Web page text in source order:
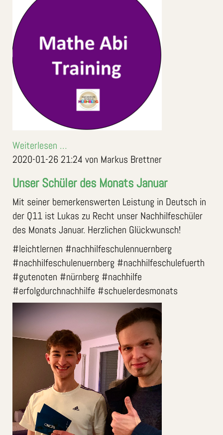
Weiterlesen …
2020-01-26 21:24 von Markus Brettner
Unser Schüler des Monats Januar
Mit seiner bemerkenswerten Leistung in Deutsch in
der Q11 ist Lukas zu Recht unser Nachhilfeschüler
des Monats Januar. Herzlichen Glückwunsch!
#leichtlernen #nachhilfeschulennuernberg
#nachhilfeschulenuernberg #nachhilfeschulefuerth
#gutenoten #nürnberg #nachhilfe
#erfolgdurchnachhilfe #schuelerdesmonats